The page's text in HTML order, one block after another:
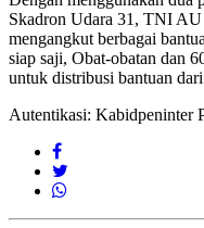
Skadron Udara 31, TNI
mengangkut berbagai
siap saji, Obat-obatan dan
untuk distribusi bantuan
Autentikasi: Kabidpeninter